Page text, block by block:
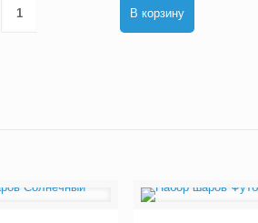
В корзину